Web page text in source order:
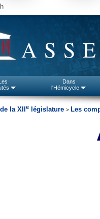
Dans
l'Hémicycle
la XII e législature > Les